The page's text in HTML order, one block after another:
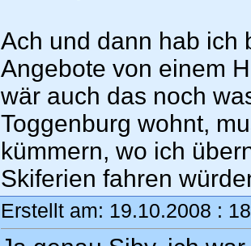
Ach und dann hab ich
Angebote von einem
wär auch das noch
Toggenburg wohnt,
kümmern, wo ich
Skiferien fahren
Erstellt am: 19.10.2008 :